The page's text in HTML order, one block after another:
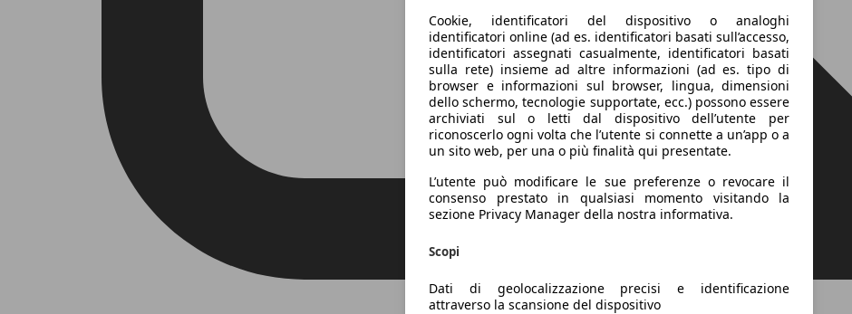
Cookie, identificatori del dispositivo o analoghi
identificatori online (ad es. identificatori basati sull’accesso,
identificatori assegnati casualmente, identificatori basati
sulla rete) insieme ad altre informazioni (ad es. tipo di
browser e informazioni sul browser, lingua, dimensioni
dello schermo, tecnologie supportate, ecc.) possono essere
archiviati sul o letti dal dispositivo dell’utente per
riconoscerlo ogni volta che l’utente si connette a un’app o a
un sito web, per una o più finalità qui presentate.
L’utente può modificare le sue preferenze o revocare il
consenso prestato in qualsiasi momento visitando la
sezione Privacy Manager della nostra informativa.
Scopi
Dati di geolocalizzazione precisi e identificazione
attraverso la scansione del dispositivo